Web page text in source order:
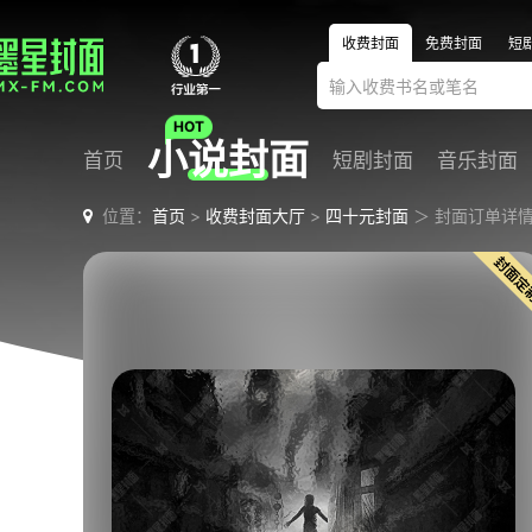
收费封面 免费封面 短
首页 小说封面 短剧封面 音乐封面
位置： 首页 > 收费封面大厅 > 四十元封面 ＞ 封面订单详